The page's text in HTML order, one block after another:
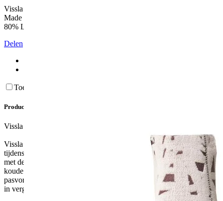
Vissla 7 Seas Round Toe 7mm Surf Schoenen
Made for cold water: 7° C and colder
80% Limestone 20% Nylon
Delen
Toevoegen aan vergelijking
Productomschrijving
Vissla 7 Seas Round Toe 7mm Surf Schoenen
Vissla 7 Seas Round Toe 7mm Surf Schoenen zijn perfect om
tijdens de koude dagen te gaan surfen. De 7 Seas Glove is uitgerust
met de beste features en dus ontworpen om te beschermen tegen de
koude surfdagen. De 7 Seas Surf Schoenen hebben een normale
pasvorm. De Round Toe Surf Schoen variant biedt de beste warmte
in vergelijking met een Split Toe Surf Schoen.